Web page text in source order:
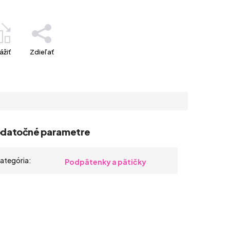
Zdieľať
parametre
: Podpätenky a pätičky